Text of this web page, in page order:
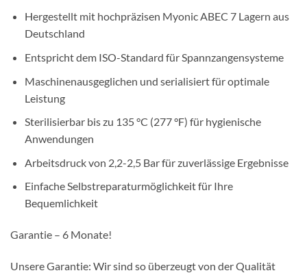
Hergestellt mit hochpräzisen Myonic ABEC 7 Lagern aus
Deutschland
Entspricht dem ISO-Standard für Spannzangensysteme
Maschinenausgeglichen und serialisiert für optimale
Leistung
Sterilisierbar bis zu 135 °C (277 °F) für hygienische
Anwendungen
Arbeitsdruck von 2,2-2,5 Bar für zuverlässige Ergebnisse
Einfache Selbstreparaturmöglichkeit für Ihre
Bequemlichkeit
Garantie – 6 Monate!
Unsere Garantie: Wir sind so überzeugt von der Qualität